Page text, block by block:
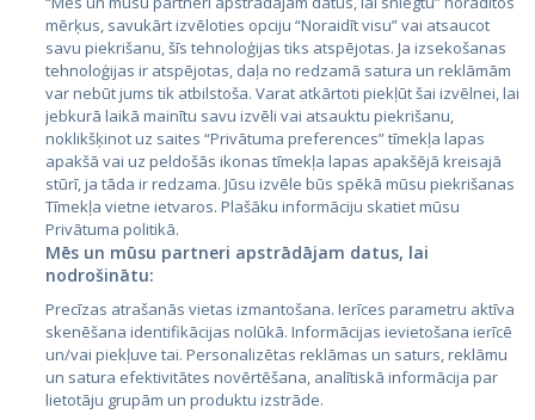
Latvija
Lietuva
City24.lv
City24.ee
GetaPro.lv
GetaPro.ee
Skelbiu.lt
CVbankas.lt
Kainos.lt
Paslaugos.lt
auto24.ee
mērķus, savukārt izvēloties opciju “Noraidīt visu” vai atsaucot
savu piekrišanu, šīs tehnoloģijas tiks atspējotas. Ja izsekošanas
tehnoloģijas ir atspējotas, daļa no redzamā satura un reklāmām
var nebūt jums tik atbilstoša. Varat atkārtoti piekļūt šai izvēlnei, lai
jebkurā laikā mainītu savu izvēli vai atsauktu piekrišanu,
noklikšķinot uz saites “Privātuma preferences” tīmekļa lapas
apakšā vai uz peldošās ikonas tīmekļa lapas apakšējā kreisajā
stūrī, ja tāda ir redzama. Jūsu izvēle būs spēkā mūsu piekrišanas
Tīmekļa vietne ietvaros. Plašāku informāciju skatiet mūsu
Privātuma politikā.
Mēs un mūsu partneri apstrādājam datus, lai
nodrošinātu:
Precīzas atrašanās vietas izmantošana. Ierīces parametru aktīva
skenēšana identifikācijas nolūkā. Informācijas ievietošana ierīcē
un/vai piekļuve tai. Personalizētas reklāmas un saturs, reklāmu
un satura efektivitātes novērtēšana, analītiskā informācija par
lietotāju grupām un produktu izstrāde.